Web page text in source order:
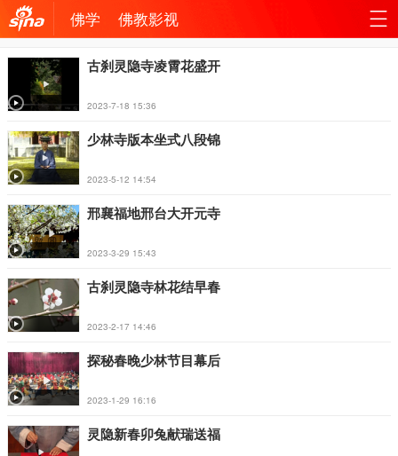
机新
浪网
佛学 佛教影视
古刹灵隐寺凌霄花盛开
2023-7-18 15:36
少林寺版本坐式八段锦
2023-5-12 14:54
邢襄福地邢台大开元寺
2023-3-29 15:43
古刹灵隐寺林花结早春
2023-2-17 14:46
探秘春晚少林节目幕后
2023-1-29 16:16
灵隐新春卯兔献瑞送福